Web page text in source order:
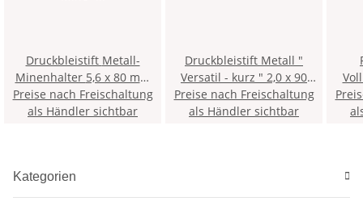
Druckbleistift Metall-
Minenhalter 5,6 x 80 mm
Mine - Grün / Silber - mit
Minenspitzer und Clip, im
Preise nach Freischaltung
als Händler sichtbar
Druckbleistift Metall "
Versatil - kurz " 2,0 x 90
mm Mine - Schwarz - mit
Minenspitzer und Clip >
Preise nach Freischaltung
als Händler sichtbar
Kategorien